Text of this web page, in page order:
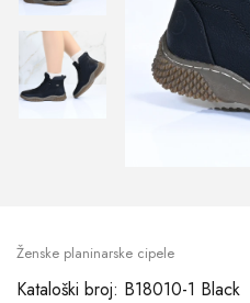
Ženske planinarske cipele
Kataloški broj: B18010-1 Black